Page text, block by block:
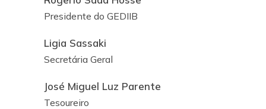
Presidente do GEDIIB
Ligia Sassaki
Secretária Geral
José Miguel Luz Parente
Tesoureiro